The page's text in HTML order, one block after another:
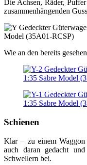
Die Achsen, Räder,
zusammenhängenden
Wie an den bereits
Schienen
Klar – zu einem Waggon
auch daran gedacht
Schwellern bei.